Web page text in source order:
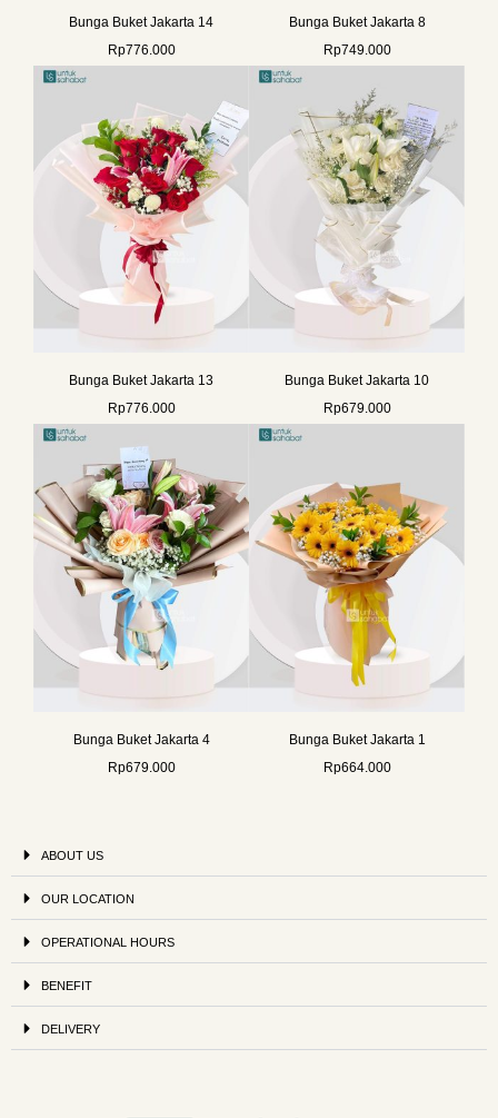
Bunga Buket Jakarta 14
Rp776.000
Bunga Buket Jakarta 8
Rp749.000
Bunga Buket Jakarta 13
Rp776.000
Bunga Buket Jakarta 10
Rp679.000
Bunga Buket Jakarta 4
Rp679.000
Bunga Buket Jakarta 1
Rp664.000
ABOUT US
OUR LOCATION
OPERATIONAL HOURS
BENEFIT
DELIVERY